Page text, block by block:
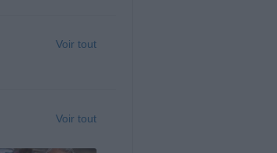
Voir tout
Voir tout